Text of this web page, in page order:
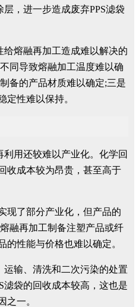
，进一步造成废弃PPS滤袋
给熔融再加工造成难以解决的
同导致熔融加工温度难以确
备的产品材质难以确定;三是
定性难以保持。
利用还较难以产业化。化学回
收成本较为昂贵，甚至高于
现了部分产业化，但产品的
融再加工制备注塑产品或纤
的性能与价格也难以确定。
运输、清洗和二次污染的处置
滤袋的回收成本较高，这也是
之一。